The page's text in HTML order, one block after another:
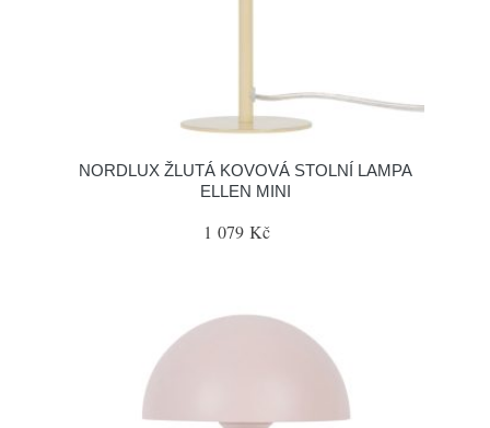
NORDLUX ŽLUTÁ KOVOVÁ STOLNÍ LAMPA
ELLEN MINI
1 079 Kč